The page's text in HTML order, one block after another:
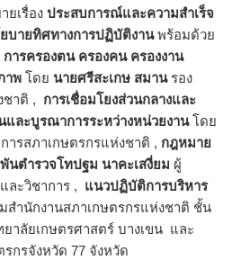
ยเรื่อง ประสบการณ์และความสำเร็จ
บายทิศทางการปฏิบัติงานพร้อมด้วย
การครองตน ครองคน ครองงาน
าพ โดย นายศรีสะเกษ สมานรอง
ชาติ , การเชื่อมโยงส่วนกลางและ
ละบูรณาการระหว่างหน่วยงานโดย
ารสภาเกษตรกรแห่งชาติ , กฎหมาย
พันตำรวจโทปฐม นาคะเสงี่ยม ผู้
ละวิชาการ , แนวปฏิบัติการบริหาร
สำนักงานสภาเกษตรกรแห่งชาติ ชั้น
าลัยเกษตรศาสตร์ บางเขน และ
กรจังหวัด 77 จังหวัด